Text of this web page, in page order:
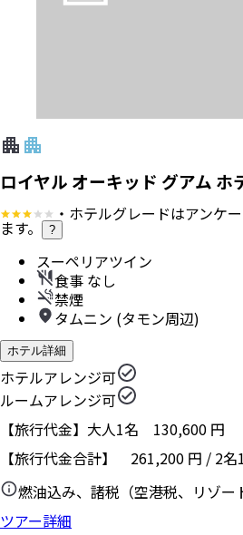
ロイヤル オーキッド グアム ホ
・ホテルグレードはアンケ
ます。 ?
スーペリアツイン
食事 なし
禁煙
タムニン (タモン周辺)
ホテル詳細
ホテルアレンジ可
ルームアレンジ可
【旅行代金】大人1名 130,600 円
【旅行代金合計】 261,200 円 / 2名1
燃油込み、諸税（空港税、リゾー
ツアー詳細